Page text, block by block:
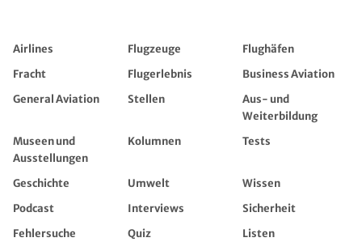
Airlines Flugzeuge
Flughäfen
Fracht
Flugerlebnis
Business Aviation
General Aviation
Stellen
Aus- und
Weiterbildung
Museen und
Ausstellungen
Kolumnen Tests
Geschichte Umwelt
Wissen
Podcast
Interviews
Sicherheit
Fehlersuche
Quiz
Listen